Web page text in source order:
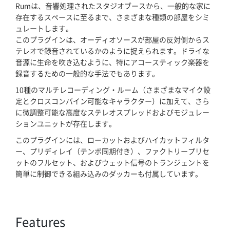
ブログ記事一覧
取扱ブランド
プロダクトリスト
サポート
採用情報
会社概要
マイアカウント
Rumは、音響処理されたスタジオブースから、一般的な家に
存在するスペースに至るまで、さまざまな種類の部屋をシミ
ュレートします。
このプラグインは、オーディオソースが部屋の反対側からス
テレオで録音されているかのように捉えられます。ドライな
音源に生命を吹き込むように、特にアコースティック楽器を
録音するための一般的な手法でもあります。
10種のマルチレコーディング・ルーム（さまざまなマイク設
定とクロスコンバイン可能なキャラクター）に加えて、さら
に微調整可能な高度なステレオスプレッドおよびモジュレー
ションユニットが存在します。
このプラグインには、ローカットおよびハイカットフィルタ
ー、プリディレイ（テンポ同期付き）、ファクトリープリセ
ットのフルセット、およびウェット信号のトランジェントを
簡単に制御できる組み込みのダッカーも付属しています。
Features